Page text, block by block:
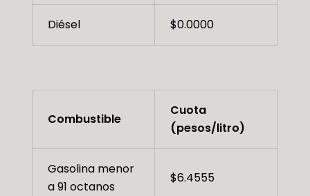
Diésel $0.0000
Combustible
Cuota
(pesos/litro)
Gasolina menor
a 91 octanos
$6.4555